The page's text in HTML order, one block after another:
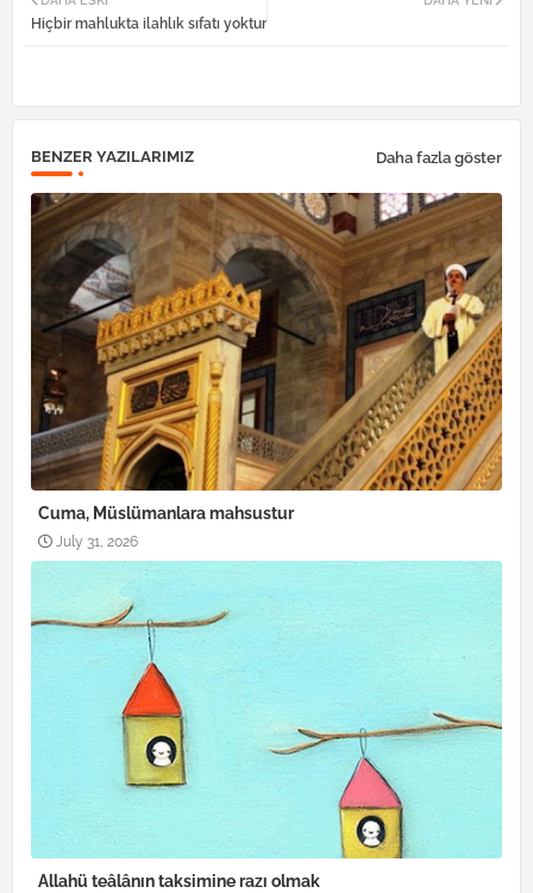
tter
Hiçbir mahlukta ilahlık sıfatı yoktur
BENZER YAZILARIMIZ Daha fazla göster
Cuma, Müslümanlara mahsustur
July 31, 2026
Allahü teâlânın taksimine razı olmak